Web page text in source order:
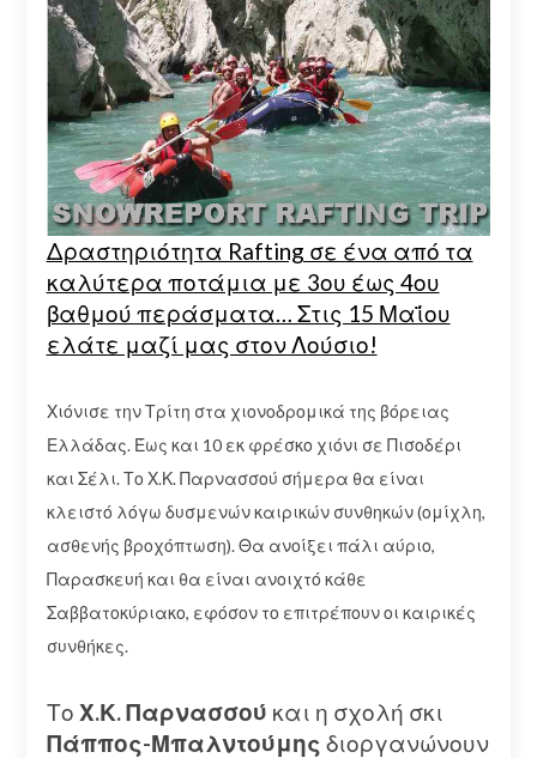
Δραστηριότητα Rafting σε ένα από τα
καλύτερα ποτάμια με 3ου έως 4ου
βαθμού περάσματα… Στις 15 Μαΐου
ελάτε μαζί μας στον Λούσιο!
Χιόνισε την Τρίτη στα χιονοδρομικά της βόρειας
Ελλάδας. Έως και 10 εκ φρέσκο χιόνι σε Πισοδέρι
και Σέλι. Το Χ.Κ. Παρνασσού σήμερα θα είναι
κλειστό λόγω δυσμενών καιρικών συνθηκών (ομίχλη,
ασθενής βροχόπτωση). Θα ανοίξει πάλι αύριο,
Παρασκευή και θα είναι ανοιχτό κάθε
Σαββατοκύριακο, εφόσον το επιτρέπουν οι καιρικές
συνθήκες.
Το Χ.Κ. Παρνασσού και η σχολή σκι
Πάππος-Μπαλντούμης διοργανώνουν